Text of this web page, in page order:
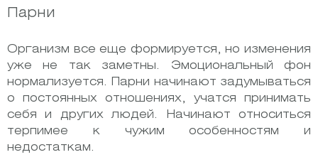
Парни
Организм все еще формируется, но изменения
уже не так заметны. Эмоциональный фон
нормализуется. Парни начинают задумываться
о постоянных отношениях, учатся принимать
себя и других людей. Начинают относиться
терпимее к чужим особенностям и
недостаткам.